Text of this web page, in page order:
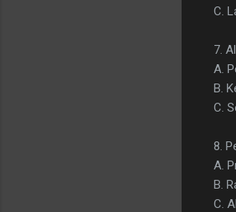
C.
7.
A.
B.
C.
8.
A.
B.
C.